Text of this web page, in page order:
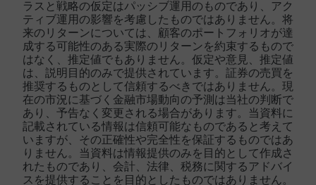
ラスと戦略の仮定はパッシブ運用のものであり、アク
ティブ運用の影響を考慮したものではありません。将
来のリターンについては、顧客のポートフォリオが達
成する可能性のある実際のリターンを約束するもので
はなく、推定値でもありません。仮定や意見、推定値
は、説明目的のみで提供されています。証券の売買を
推奨するものとして信頼するべきではありません。現
在の市況に基づく金融市場動向の予測は当社の判断で
あり、予告なく変更される場合があります。当資料に
記載されている情報は信頼可能なものであると考えて
いますが、その正確性や完全性を保証するものではあ
りません。当資料は情報提供のみを目的として作成さ
れたものであり、会計、法律、税務に関するアドバイ
スを提供することを目的としたものではありません。